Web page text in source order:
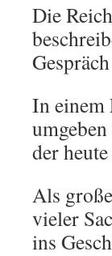
Die
In einem
der
Als
vieler
ins